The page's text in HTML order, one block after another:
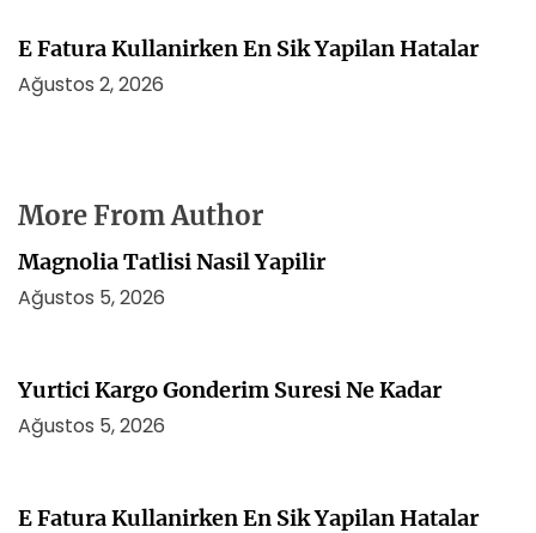
E Fatura Kullanirken En Sik Yapilan Hatalar
Ağustos 2, 2026
More From Author
Magnolia Tatlisi Nasil Yapilir
Ağustos 5, 2026
Yurtici Kargo Gonderim Suresi Ne Kadar
Ağustos 5, 2026
E Fatura Kullanirken En Sik Yapilan Hatalar